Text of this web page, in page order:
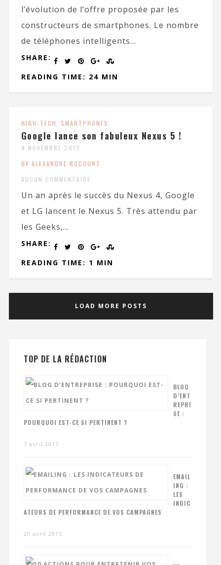
l’évolution de l’offre proposée par les
constructeurs de smartphones. Le nombre
de téléphones intelligents...
SHARE:
READING TIME: 24 MIN
HIGH-TECH, SMARTPHONES
Google lance son fabuleux Nexus 5 !
4 NOVEMBRE 2013
BY ALEXANDRE ROCOURT
AUCUN COMMENTAIRE
Un an après le succès du Nexus 4, Google
et LG lancent le Nexus 5. Très attendu par
les Geeks,...
SHARE:
READING TIME: 1 MIN
LOAD MORE POSTS
TOP DE LA RÉDACTION
BLOG
D’ENT
REPRI
SE :
POURQUOI EST-CE SI PERTINENT ?
7 avril 2017
EMAIL
ING :
LES
INDIC
ATEURS DE PERFORMANCE DE VOS CAMPAGNES
20 avril 2015